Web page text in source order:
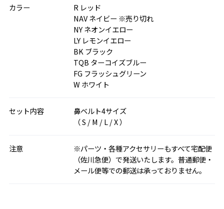
カラー
R レッド
NAV ネイビー ※売り切れ
NY ネオンイエロー
LY レモンイエロー
BK ブラック
TQB ターコイズブルー
FG フラッシュグリーン
W ホワイト
セット内容
鼻ベルト4サイズ
（ S / M / L / X ）
注意
※パーツ・各種アクセサリーもすべて宅配便
（佐川急便）で発送いたします。普通郵便・
メール便等での郵送は承っておりません。